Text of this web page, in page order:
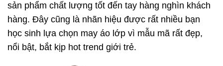
sản phẩm chất lượng tốt đến tay hàng nghìn khách
hàng. Đây cũng là nhãn hiệu được rất nhiều bạn
học sinh lựa chọn may áo lớp vì mẫu mã rất đẹp,
nổi bật, bắt kịp hot trend giới trẻ.